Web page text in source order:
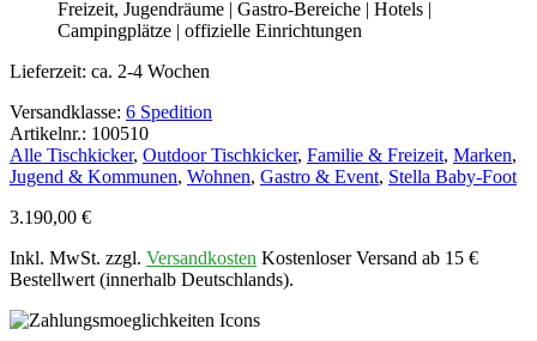
Freizeit, Jugendräume | Gastro-Bereiche | Hotels |
Campingplätze | offizielle Einrichtungen
Lieferzeit: ca. 2-4 Wochen
Versandklasse: 6 Spedition
Artikelnr.: 100510
Alle Tischkicker, Outdoor Tischkicker, Familie & Freizeit, Marken,
Jugend & Kommunen, Wohnen, Gastro & Event, Stella Baby-Foot
3.190,00 €
Inkl. MwSt. zzgl. Versandkosten Kostenloser Versand ab 15 €
Bestellwert (innerhalb Deutschlands).